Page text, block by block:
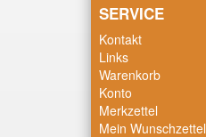
SERVICE
Kontakt
Links
Warenkorb
Konto
Merkzettel
Mein Wunschzettel